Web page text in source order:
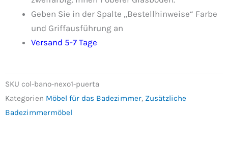
Geben Sie in der Spalte „Bestellhinweise“ Farbe
und Griffausführung an
Versand 5-7 Tage
SKU col-bano-nexo1-puerta
Kategorien Möbel für das Badezimmer, Zusätzliche
Badezimmermöbel